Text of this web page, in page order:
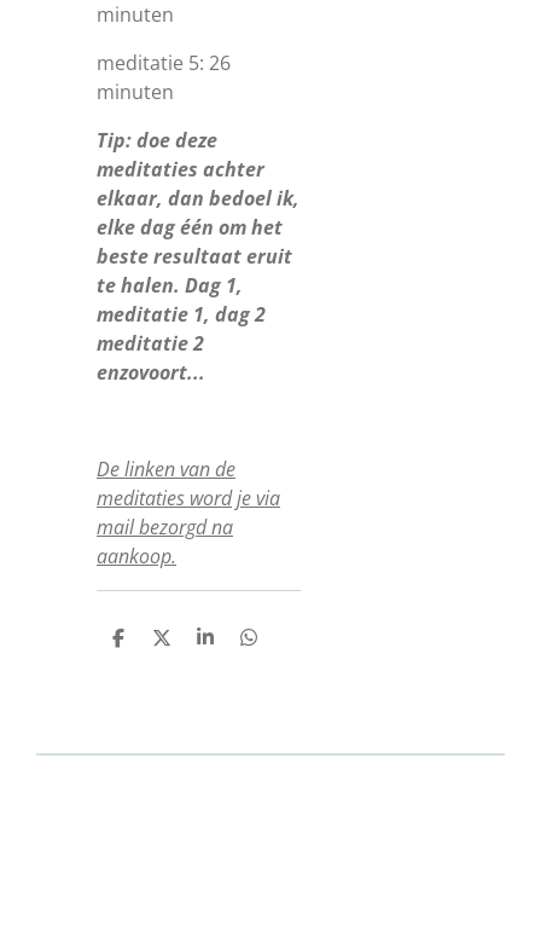
minuten
meditatie 5: 26
minuten
Tip: doe deze
meditaties achter
elkaar, dan bedoel ik,
elke dag één om het
beste resultaat eruit
te halen. Dag 1,
meditatie 1, dag 2
meditatie 2
enzovoort...
De linken van de
meditaties word je via
mail bezorgd na
aankoop.
D
D
S
D